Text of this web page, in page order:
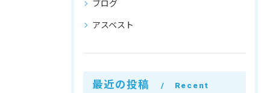
ブログ
アスベスト
最近の投稿
Recent